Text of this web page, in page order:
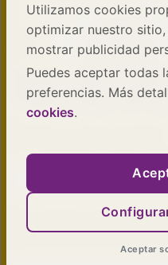
Utilizamos cookies
optimizar nuestro
mostrar publicidad
Puedes aceptar todas
preferencias. Más
cookies.
Aceptar